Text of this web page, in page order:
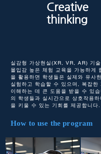
Creative
thinking
실감형 가상현실(XR, VR, AR) 기
몰입감 높은 체험 교육을 가능하게
을 활용하면 학생들은 실제와 유사
실험하고 학습할 수 있으며, 복잡한
이해하는 데 큰 도움을 받을 수 있
의 학생들과 실시간으로 상호작용
을 키울 수 있는 기회를 제공합니다.
How to use the program